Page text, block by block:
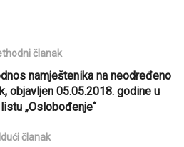
članak
namještenika na neodređeno
objavljen 05.05.2018. godine u
„Oslobođenje“
Idući članak